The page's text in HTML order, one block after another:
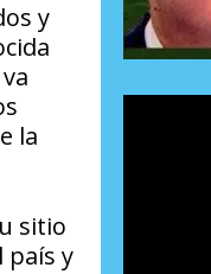
y
la
sitio
país y